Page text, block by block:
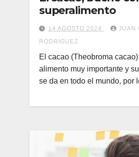
superalimento
14 AGOSTO 2024
JUAN
RODRÍGUEZ
El cacao (Theobroma
alimento muy importante y
se da en todo el mundo, por